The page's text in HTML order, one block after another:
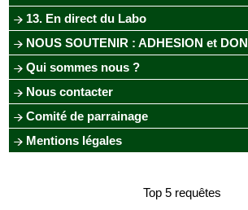
13. En direct du Labo
NOUS SOUTENIR : ADHESION et DON
Qui sommes nous ?
Nous contacter
Comité de parrainage
Mentions légales
Top 5 requêtes